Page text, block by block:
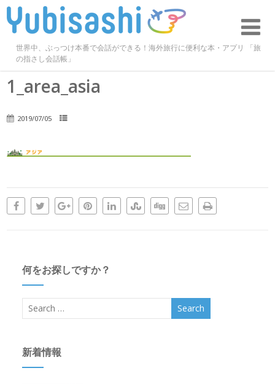
世界中、ぶっつけ本番で会話ができる！海外旅行に便利な本・アプリ 「旅
の指さし会話帳」
1_area_asia
2019/07/05
何をお探しですか？
新着情報